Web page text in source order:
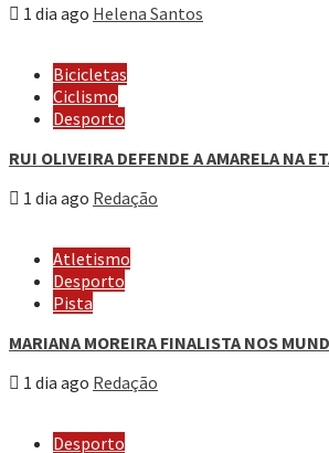
1 dia ago Helena Santos
Bicicletas
Ciclismo
Desporto
RUI OLIVEIRA DEFENDE A AMARELA NA
1 dia ago Redação
Atletismo
Desporto
Pista
MARIANA MOREIRA FINALISTA NOS
1 dia ago Redação
Desporto